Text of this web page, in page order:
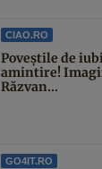
CIAO.RO
Poveştile de
amintire!
Răzvan...
GO4IT.RO